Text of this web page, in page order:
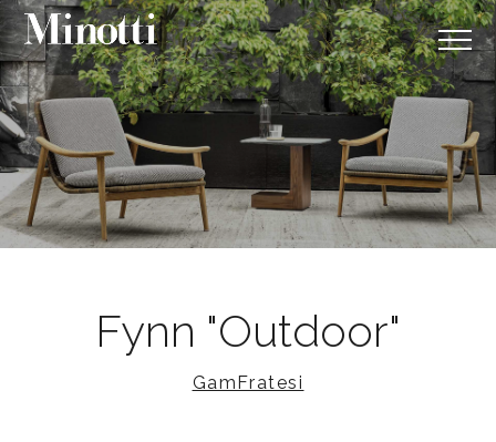
Fynn "Outdoor"
GamFratesi